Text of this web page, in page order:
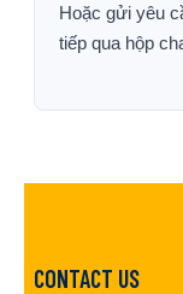
Hoặc gửi yêu
tiếp qua hộp
CONTACT US